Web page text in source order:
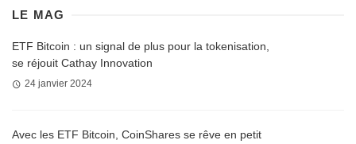
LE MAG
ETF Bitcoin : un signal de plus pour la tokenisation,
se réjouit Cathay Innovation
24 janvier 2024
Avec les ETF Bitcoin, CoinShares se rêve en petit